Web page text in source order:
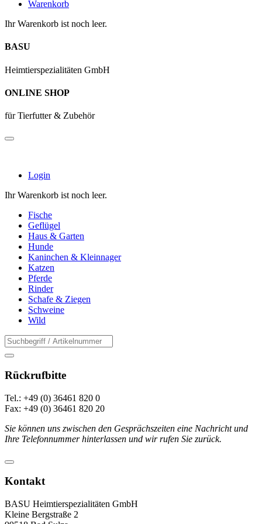
Warenkorb
Ihr Warenkorb ist noch leer.
BASU
Heimtierspezialitäten GmbH
ONLINE SHOP
für Tierfutter & Zubehör
Login
Ihr Warenkorb ist noch leer.
Fische
Geflügel
Haus & Garten
Hunde
Kaninchen & Kleinnager
Katzen
Pferde
Rinder
Schafe & Ziegen
Schweine
Wild
Rückrufbitte
Tel.: +49 (0) 36461 820 0
Fax: +49 (0) 36461 820 20
Sie können uns zwischen den Gesprächszeiten eine Nachricht und
Ihre Telefonnummer hinterlassen und wir rufen Sie zurück.
Kontakt
BASU Heimtierspezialitäten GmbH
Kleine Bergstraße 2